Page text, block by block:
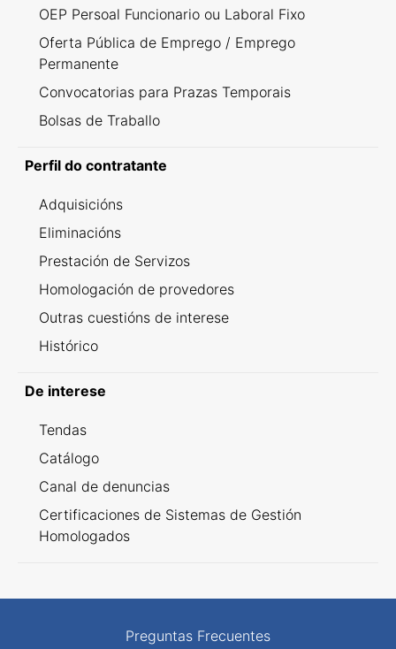
OEP Persoal Funcionario ou Laboral Fixo
Oferta Pública de Emprego / Emprego
Permanente
Convocatorias para Prazas Temporais
Bolsas de Traballo
Perfil do contratante
Adquisicións
Eliminacións
Prestación de Servizos
Homologación de provedores
Outras cuestións de interese
Histórico
De interese
Tendas
Catálogo
Canal de denuncias
Certificaciones de Sistemas de Gestión
Homologados
Preguntas Frecuentes